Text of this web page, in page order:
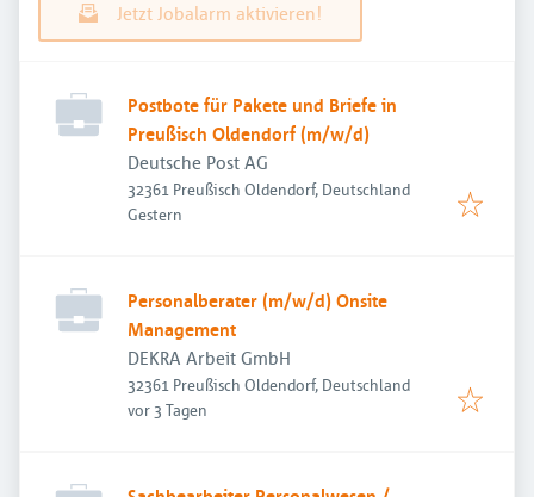
Jetzt Jobalarm aktivieren!
Postbote für Pakete und Briefe in
Preußisch Oldendorf (m/w/d)
Deutsche Post AG
32361 Preußisch Oldendorf, Deutschland
Veröffentlicht
Gestern
Personalberater (m/w/d) Onsite
Management
DEKRA Arbeit GmbH
32361 Preußisch Oldendorf, Deutschland
Veröffentlicht
vor 3 Tagen